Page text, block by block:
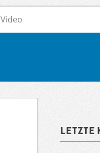
Video
Letzte